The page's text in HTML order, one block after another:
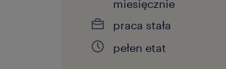
miesięcznie
praca stała
pełen etat